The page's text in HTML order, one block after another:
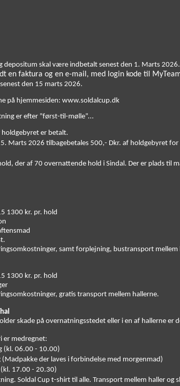
depositum skal være indbetalt senest den 1. Marts 2026.
den 15 marts 2026.
på hjemmesiden: www.soldalcup.dk
er efter ”først-til-mølle”...
er betalt.
Marts 2026 tilbagebetales 500,- Dkr. af holdgebyret
der af 70 overnattende hold i Sindal. Der er plads til
1300 kr. pr. hold
samt forplejning, bustransport mellem
1300 kr. pr. hold
gratis transport mellem hallerne.
skade på overnatningsstedet eller i en af hallerne er
er medregnet:
(kl. 06.00 - 10.00)
der laves i forbindelse med morgenmad)
(kl. 17.00 - 20.30)
Soldal Cup t-shirt til alle. Transport mellem haller